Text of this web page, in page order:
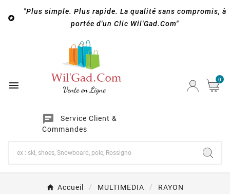

"Plus simple. Plus rapide. La qualité sans compromis, à
portée d'un Clic Wil'Gad.Com"

chat
Service Client &
Commandes
0
Accueil MULTIMEDIA
RAYON